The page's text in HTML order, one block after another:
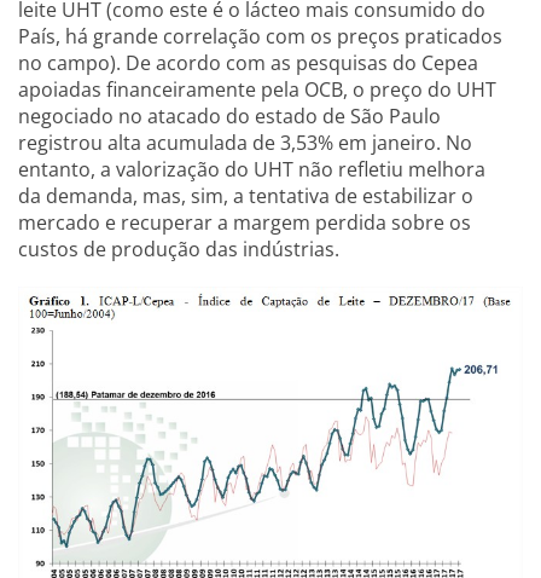
leite UHT (como este é o lácteo mais consumido do
País, há grande correlação com os preços praticados
no campo). De acordo com as pesquisas do Cepea
apoiadas financeiramente pela OCB, o preço do UHT
negociado no atacado do estado de São Paulo
registrou alta acumulada de 3,53% em janeiro. No
entanto, a valorização do UHT não refletiu melhora
da demanda, mas, sim, a tentativa de estabilizar o
mercado e recuperar a margem perdida sobre os
custos de produção das indústrias.